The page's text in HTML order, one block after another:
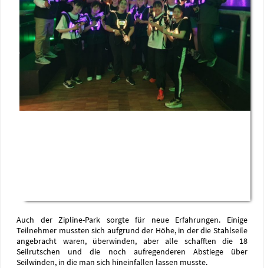
Auch der Zipline-Park sorgte für neue Erfahrungen. Einige
Teilnehmer mussten sich aufgrund der Höhe, in der die Stahlseile
angebracht waren, überwinden, aber alle schafften die 18
Seilrutschen und die noch aufregenderen Abstiege über
Seilwinden, in die man sich hineinfallen lassen musste.